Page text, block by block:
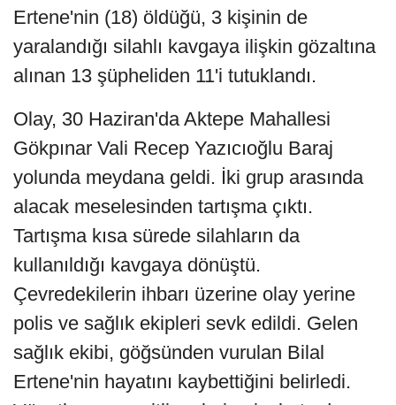
Ertene'nin (18) öldüğü, 3 kişinin de
yaralandığı silahlı kavgaya ilişkin gözaltına
alınan 13 şüpheliden 11'i tutuklandı.
Olay, 30 Haziran'da Aktepe Mahallesi
Gökpınar Vali Recep Yazıcıoğlu Baraj
yolunda meydana geldi. İki grup arasında
alacak meselesinden tartışma çıktı.
Tartışma kısa sürede silahların da
kullanıldığı kavgaya dönüştü.
Çevredekilerin ihbarı üzerine olay yerine
polis ve sağlık ekipleri sevk edildi. Gelen
sağlık ekibi, göğsünden vurulan Bilal
Ertene'nin hayatını kaybettiğini belirledi.